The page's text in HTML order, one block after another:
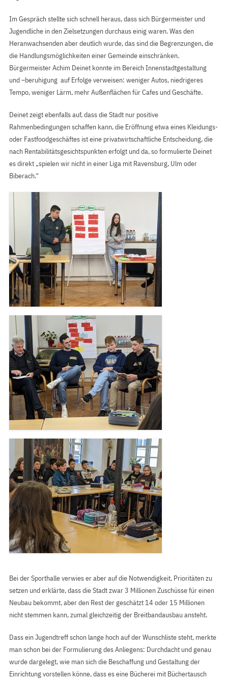
Im Gespräch stellte sich schnell heraus, dass sich Bürgermeister und
Jugendliche in den Zielsetzungen durchaus einig waren. Was den
Heranwachsenden aber deutlich wurde, das sind die Begrenzungen, die
die Handlungsmöglichkeiten einer Gemeinde einschränken.
Bürgermeister Achim Deinet konnte im Bereich Innenstadtgestaltung
und –beruhigung auf Erfolge verweisen: weniger Autos, niedrigeres
Tempo, weniger Lärm, mehr Außenflächen für Cafes und Geschäfte.
Deinet zeigt ebenfalls auf, dass die Stadt nur positive
Rahmenbedingungen schaffen kann, die Eröffnung etwa eines Kleidungs-
oder Fastfoodgeschäftes ist eine privatwirtschaftliche Entscheidung, die
nach Rentabilitätsgesichtspunkten erfolgt und da, so formulierte Deinet
es direkt „spielen wir nicht in einer Liga mit Ravensburg, Ulm oder
Biberach.“
Bei der Sporthalle verwies er aber auf die Notwendigkeit, Prioritäten zu
setzen und erklärte, dass die Stadt zwar 3 Millionen Zuschüsse für einen
Neubau bekommt, aber den Rest der geschätzt 14 oder 15 Millionen
nicht stemmen kann, zumal gleichzeitig der Breitbandausbau ansteht.
Dass ein Jugendtreff schon lange hoch auf der Wunschliste steht, merkte
man schon bei der Formulierung des Anliegens: Durchdacht und genau
wurde dargelegt, wie man sich die Beschaffung und Gestaltung der
Einrichtung vorstellen könne, dass es eine Bücherei mit Büchertausch